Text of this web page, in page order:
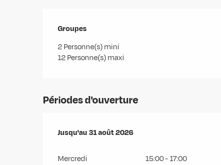
Groupes
Groupes
2 Personne(s) mini
12 Personne(s) maxi
Périodes d'ouverture
Du28 juin 2026au31 août 2026
Jusqu'au31 août 2026
Mercredi
15:00 - 17:00